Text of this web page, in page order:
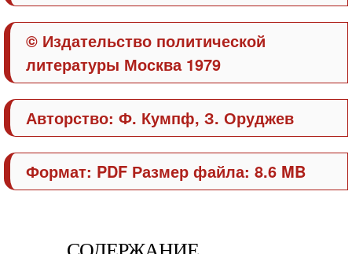
© Издательство политической
литературы Москва 1979
Авторство: Ф. Кумпф, З. Оруджев
Формат: PDF Размер файла: 8.6 MB